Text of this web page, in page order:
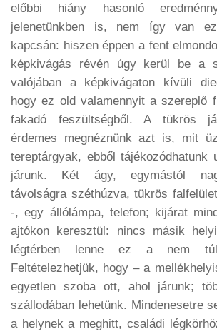
előbbi hiány hasonló
jelenetünkben is, nem így van
kapcsán: hiszen éppen a fent
képkivágás révén úgy kerül be a
valójában a képkivágaton kívüli
hogy ez old valamennyit a szereplő
fakadó feszültségből. A tükrös
érdemes megnéznünk azt is, mit
tereptárgyak, ebből tájékozódhatunk
járunk. Két ágy, egymástól
távolságra széthúzva, tükrös
-, egy állólámpa, telefon; kijárat
ajtókon keresztül: nincs másik
légtérben lenne ez a nem
Feltételezhetjük, hogy – a
egyetlen szoba ott, ahol járunk;
szállodában lehetünk. Mindenesetre
a helynek a meghitt, családi